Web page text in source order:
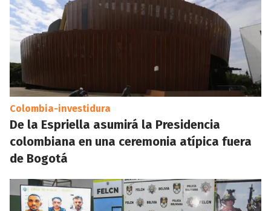
Colombia-investidura
De la Espriella asumirá la Presidencia
colombiana en una ceremonia atípica fuera
de Bogotá